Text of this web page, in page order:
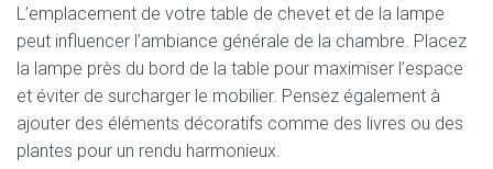
L’emplacement de votre table de chevet et de la lampe
peut influencer l’ambiance générale de la chambre. Placez
la lampe près du bord de la table pour maximiser l’espace
et éviter de surcharger le mobilier. Pensez également à
ajouter des éléments décoratifs comme des livres ou des
plantes pour un rendu harmonieux.